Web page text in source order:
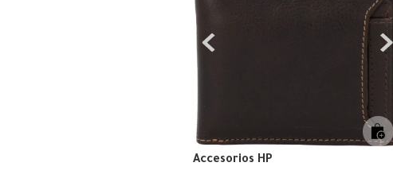
Accesorios HP